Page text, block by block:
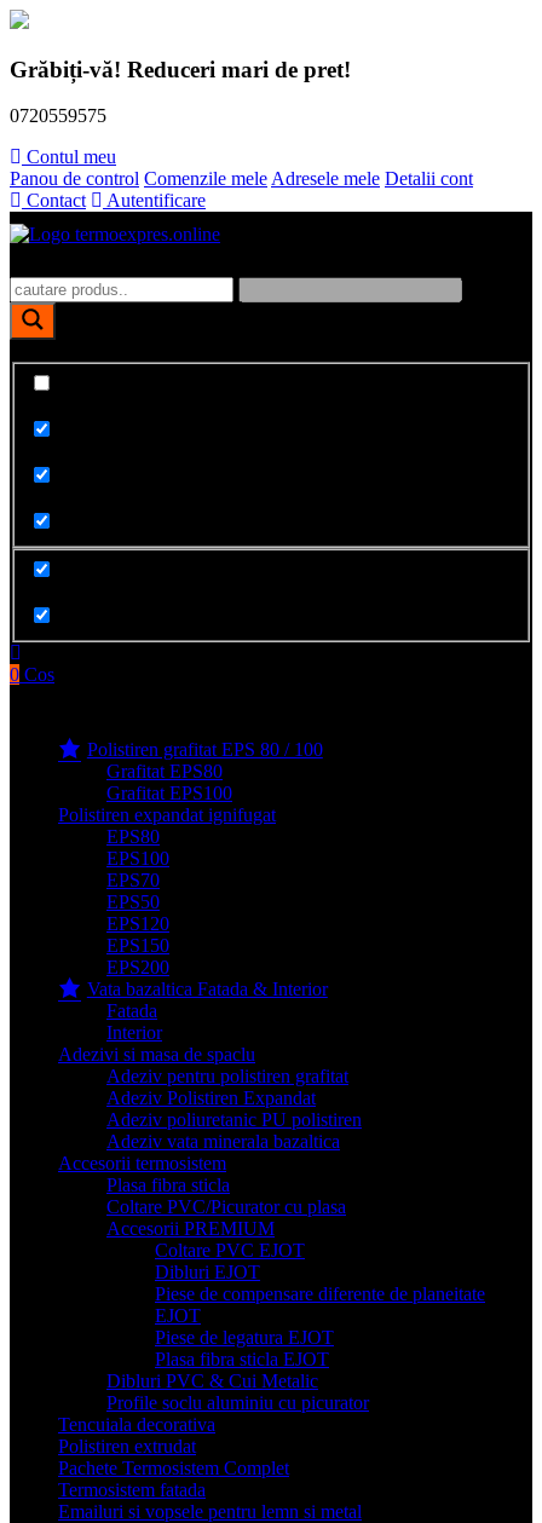
to
Grăbiți-vă! Reduceri mari de pret!
0720559575
Contul meu
Panou de control Comenzile meleAdresele mele Detalii cont
Contact
Autentificare
TermoExpres
Polistiren, dibluri, vata bazaltica, tencuieli fatade
0 Cos
Polistiren grafitat EPS 80 / 100
Grafitat EPS80
Grafitat EPS100
Polistiren expandat ignifugat
EPS80
EPS100
EPS70
EPS50
EPS120
EPS150
EPS200
Vata bazaltica Fatada & Interior
Fatada
Interior
Adezivi si masa de spaclu
Adeziv pentru polistiren grafitat
Adeziv Polistiren Expandat
Adeziv poliuretanic PU polistiren
Adeziv vata minerala bazaltica
Accesorii termosistem
Plasa fibra sticla
Coltare PVC/Picurator cu plasa
Accesorii PREMIUM
Coltare PVC EJOT
Dibluri EJOT
Piese de compensare diferente de planeitate
EJOT
Piese de legatura EJOT
Plasa fibra sticla EJOT
Dibluri PVC & Cui Metalic
Profile soclu aluminiu cu picurator
Tencuiala decorativa
Polistiren extrudat
Pachete Termosistem Complet
Termosistem fatada
Emailuri si vopsele pentru lemn si metal